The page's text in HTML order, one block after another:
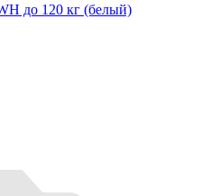
до 120 кг (белый)